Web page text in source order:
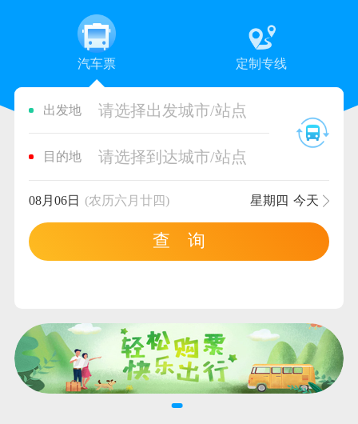
汽车票 定制专线
出发地 请选择出发城市/站点
目的地 请选择到达城市/站点
08月06日 (农历六月廿四) 星期四 今天
查 询